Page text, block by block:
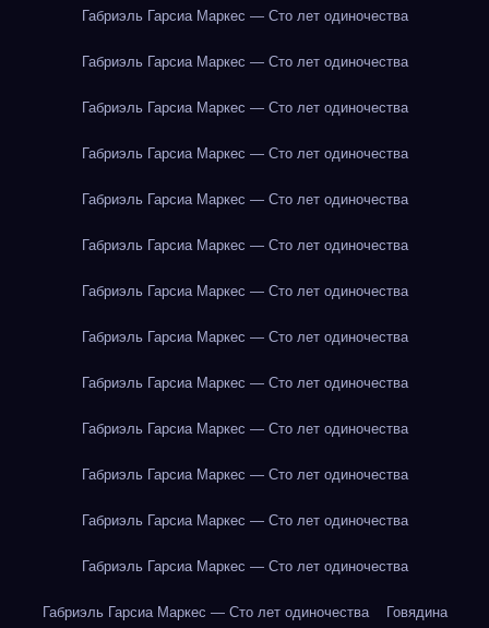
Габриэль Гарсиа Маркес — Сто лет одиночества
Габриэль Гарсиа Маркес — Сто лет одиночества
Габриэль Гарсиа Маркес — Сто лет одиночества
Габриэль Гарсиа Маркес — Сто лет одиночества
Габриэль Гарсиа Маркес — Сто лет одиночества
Габриэль Гарсиа Маркес — Сто лет одиночества
Габриэль Гарсиа Маркес — Сто лет одиночества
Габриэль Гарсиа Маркес — Сто лет одиночества
Габриэль Гарсиа Маркес — Сто лет одиночества
Габриэль Гарсиа Маркес — Сто лет одиночества
Габриэль Гарсиа Маркес — Сто лет одиночества
Габриэль Гарсиа Маркес — Сто лет одиночества
Габриэль Гарсиа Маркес — Сто лет одиночества
Габриэль Гарсиа Маркес — Сто лет одиночества Говядина